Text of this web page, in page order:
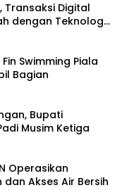
Transaksi Digital
dengan Teknologi
Swimming Piala
Bagian
Bupati
Musim Ketiga
Operasikan
Akses Air Bersih